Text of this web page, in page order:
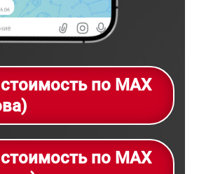
по MAX
по MAX